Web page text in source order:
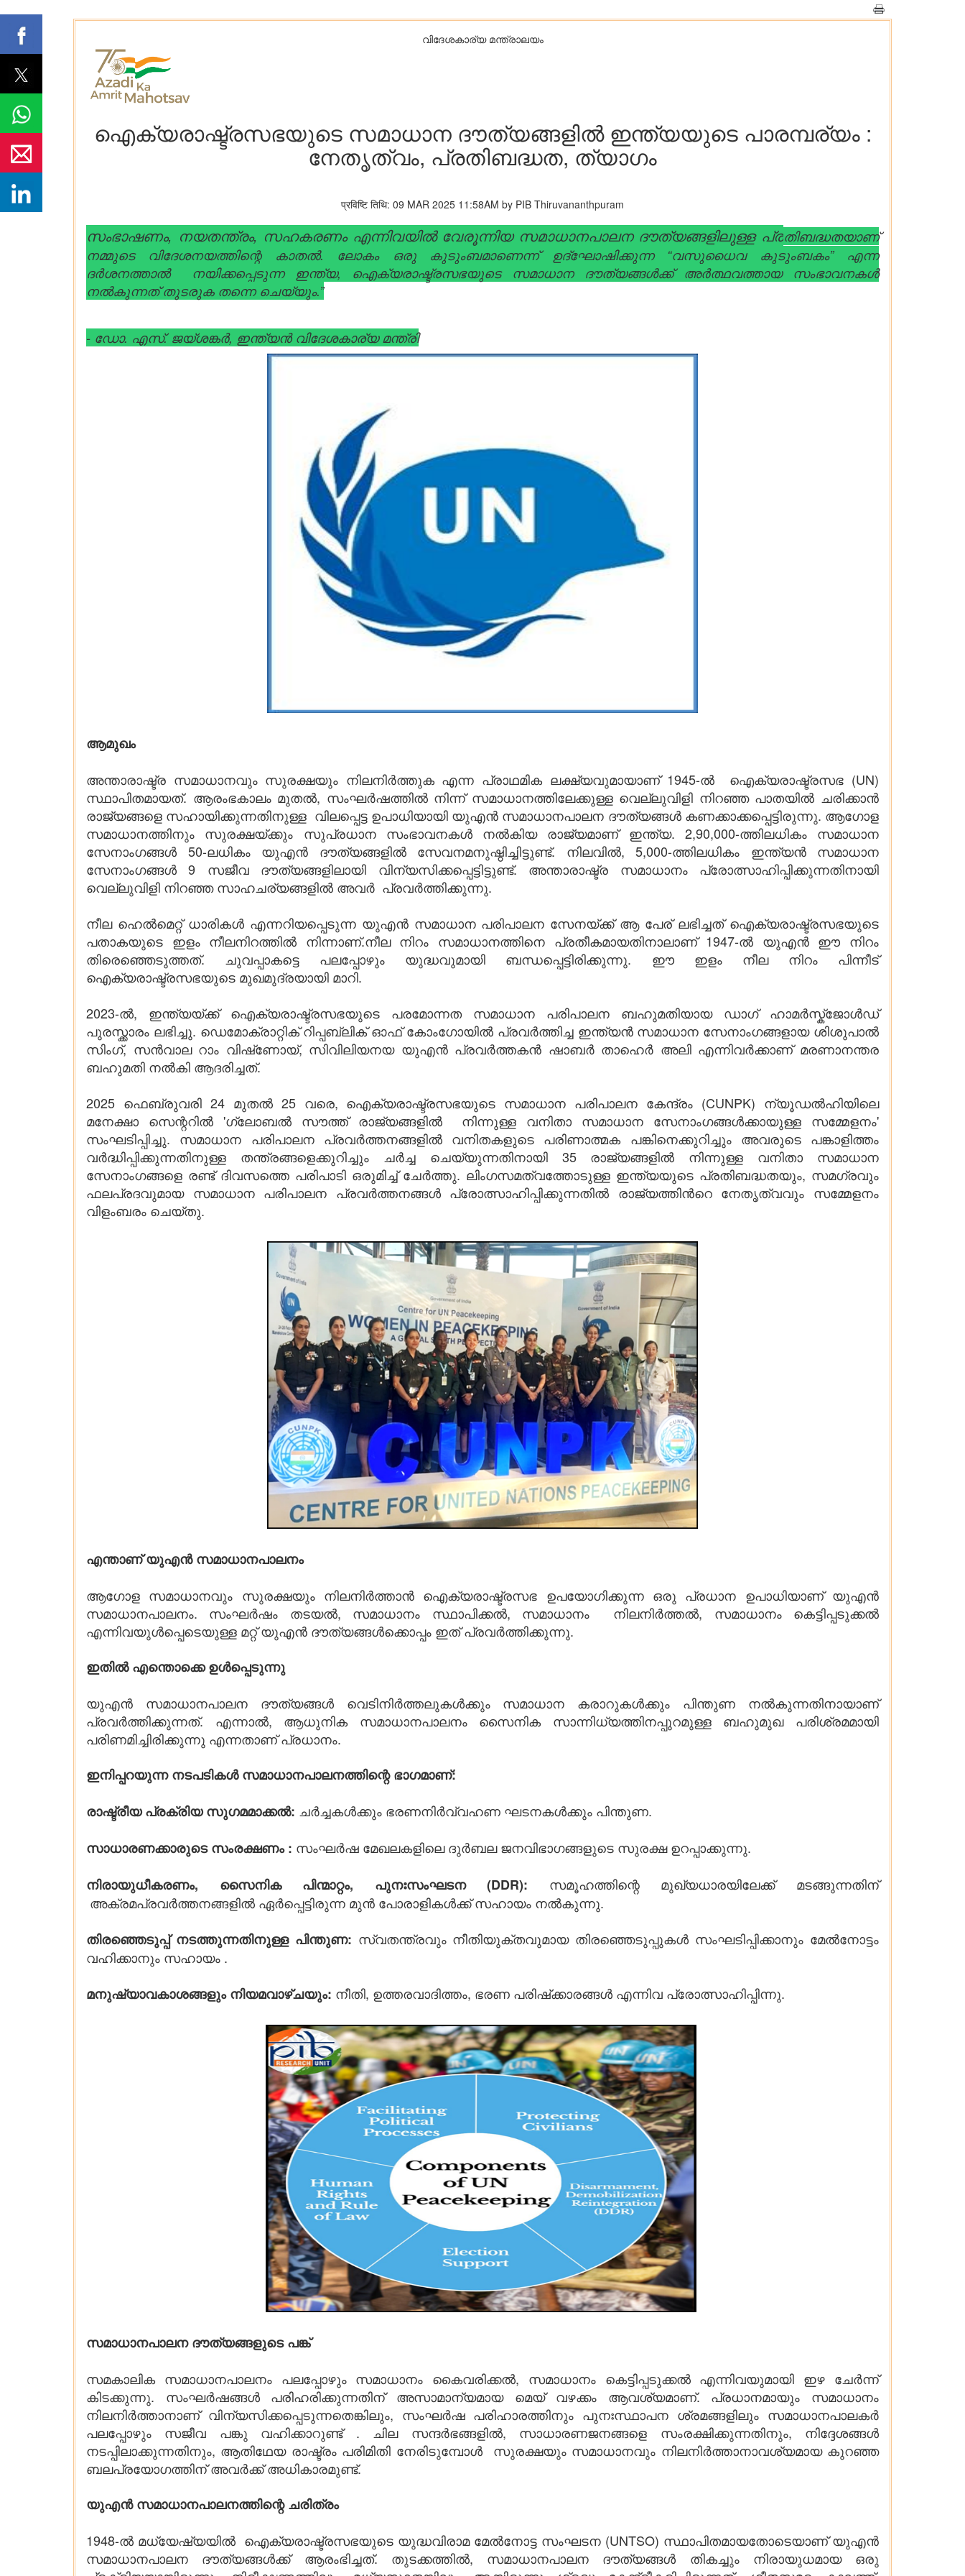
വിദേശകാര്യ മന്ത്രാലയം
ഐക്യരാഷ്ട്രസഭയുടെ സമാധാന ദൗത്യങ്ങളിൽ ഇന്ത്യയുടെ പാരമ്പര്യം :
നേതൃത്വം, പ്രതിബദ്ധത, ത്യാഗം
प्रविष्टि तिथि: 09 MAR 2025 11:58AM by PIB Thiruvananthpuram
സംഭാഷണം, നയതന്ത്രം, സഹകരണം എന്നിവയിൽ വേരൂന്നിയ സമാധാനപാലന ദൗത്യങ്ങളിലുള്ള പ്രതിബദ്ധതയാണ്
നമ്മുടെ വിദേശനയത്തിന്റെ കാതൽ. ലോകം ഒരു കുടുംബമാണെന്ന് ഉദ്‌ഘോഷിക്കുന്ന “വസുധൈവ കുടുംബകം” എന്ന
ദർശനത്താൽ നയിക്കപ്പെടുന്ന ഇന്ത്യ, ഐക്യരാഷ്ട്രസഭയുടെ സമാധാന ദൗത്യങ്ങൾക്ക് അർത്ഥവത്തായ സംഭാവനകൾ
നൽകുന്നത് തുടരുക തന്നെ ചെയ്യും.”
- ഡോ. എസ്. ജയ്ശങ്കർ, ഇന്ത്യൻ വിദേശകാര്യ മന്ത്രി
ആമുഖം
അന്താരാഷ്ട്ര സമാധാനവും സുരക്ഷയും നിലനിർത്തുക എന്ന പ്രാഥമിക ലക്ഷ്യവുമായാണ് 1945-ൽ ഐക്യരാഷ്ട്രസഭ (UN)
സ്ഥാപിതമായത്. ആരംഭകാലം മുതൽ, സംഘർഷത്തിൽ നിന്ന് സമാധാനത്തിലേക്കുള്ള വെല്ലുവിളി നിറഞ്ഞ പാതയിൽ ചരിക്കാൻ
രാജ്യങ്ങളെ സഹായിക്കുന്നതിനുള്ള വിലപ്പെട്ട ഉപാധിയായി യുഎൻ സമാധാനപാലന ദൗത്യങ്ങൾ കണക്കാക്കപ്പെട്ടിരുന്നു. ആഗോള
സമാധാനത്തിനും സുരക്ഷയ്ക്കും സുപ്രധാന സംഭാവനകൾ നൽകിയ രാജ്യമാണ് ഇന്ത്യ. 2,90,000-ത്തിലധികം സമാധാന
സേനാംഗങ്ങൾ 50-ലധികം യുഎൻ ദൗത്യങ്ങളിൽ സേവനമനുഷ്ഠിച്ചിട്ടുണ്ട്. നിലവിൽ, 5,000-ത്തിലധികം ഇന്ത്യൻ സമാധാന
സേനാംഗങ്ങൾ 9 സജീവ ദൗത്യങ്ങളിലായി വിന്യസിക്കപ്പെട്ടിട്ടുണ്ട്. അന്താരാഷ്ട്ര സമാധാനം പ്രോത്സാഹിപ്പിക്കുന്നതിനായി
വെല്ലുവിളി നിറഞ്ഞ സാഹചര്യങ്ങളിൽ അവർ പ്രവർത്തിക്കുന്നു.
നീല ഹെൽമെറ്റ് ധാരികൾ എന്നറിയപ്പെടുന്ന യുഎൻ സമാധാന പരിപാലന സേനയ്ക്ക് ആ പേര് ലഭിച്ചത് ഐക്യരാഷ്ട്രസഭയുടെ
പതാകയുടെ ഇളം നീലനിറത്തിൽ നിന്നാണ്.നീല നിറം സമാധാനത്തിനെ പ്രതീകമായതിനാലാണ് 1947-ൽ യുഎൻ ഈ നിറം
തിരെഞ്ഞെടുത്തത്. ചുവപ്പാകട്ടെ പലപ്പോഴും യുദ്ധവുമായി ബന്ധപ്പെട്ടിരിക്കുന്നു. ഈ ഇളം നീല നിറം പിന്നീട്
ഐക്യരാഷ്ട്രസഭയുടെ മുഖമുദ്രയായി മാറി.
2023-ൽ, ഇന്ത്യയ്ക്ക് ഐക്യരാഷ്ട്രസഭയുടെ പരമോന്നത സമാധാന പരിപാലന ബഹുമതിയായ ഡാഗ് ഹാമർസ്ക്ജോൾഡ്
പുരസ്ക്കാരം ലഭിച്ചു. ഡെമോക്രാറ്റിക് റിപ്പബ്ലിക് ഓഫ് കോംഗോയിൽ പ്രവർത്തിച്ച ഇന്ത്യൻ സമാധാന സേനാംഗങ്ങളായ ശിശുപാൽ
സിംഗ്, സൻവാല റാം വിഷ്‌ണോയ്, സിവിലിയനയ യുഎൻ പ്രവർത്തകൻ ഷാബർ താഹെർ അലി എന്നിവർക്കാണ് മരണാനന്തര
ബഹുമതി നൽകി ആദരിച്ചത്.
2025 ഫെബ്രുവരി 24 മുതൽ 25 വരെ, ഐക്യരാഷ്ട്രസഭയുടെ സമാധാന പരിപാലന കേന്ദ്രം (CUNPK) ന്യൂഡൽഹിയിലെ
മനേക്ഷാ സെന്ററിൽ 'ഗ്ലോബൽ സൗത്ത് രാജ്യങ്ങളിൽ നിന്നുള്ള വനിതാ സമാധാന സേനാംഗങ്ങൾക്കായുള്ള സമ്മേളനം'
സംഘടിപ്പിച്ചു. സമാധാന പരിപാലന പ്രവർത്തനങ്ങളിൽ വനിതകളുടെ പരിണാത്മക പങ്കിനെക്കുറിച്ചും അവരുടെ പങ്കാളിത്തം
വർദ്ധിപ്പിക്കുന്നതിനുള്ള തന്ത്രങ്ങളെക്കുറിച്ചും ചർച്ച ചെയ്യുന്നതിനായി 35 രാജ്യങ്ങളിൽ നിന്നുള്ള വനിതാ സമാധാന
സേനാംഗങ്ങളെ രണ്ട് ദിവസത്തെ പരിപാടി ഒരുമിച്ച് ചേർത്തു. ലിംഗസമത്വത്തോടുള്ള ഇന്ത്യയുടെ പ്രതിബദ്ധതയും, സമഗ്രവും
ഫലപ്രദവുമായ സമാധാന പരിപാലന പ്രവർത്തനങ്ങൾ പ്രോത്സാഹിപ്പിക്കുന്നതിൽ രാജ്യത്തിൻറെ നേതൃത്വവും സമ്മേളനം
വിളംബരം ചെയ്തു.
എന്താണ് യുഎൻ സമാധാനപാലനം
ആഗോള സമാധാനവും സുരക്ഷയും നിലനിർത്താൻ ഐക്യരാഷ്ട്രസഭ ഉപയോഗിക്കുന്ന ഒരു പ്രധാന ഉപാധിയാണ് യുഎൻ
സമാധാനപാലനം. സംഘർഷം തടയൽ, സമാധാനം സ്ഥാപിക്കൽ, സമാധാനം നിലനിർത്തൽ, സമാധാനം കെട്ടിപ്പടുക്കൽ
എന്നിവയുൾപ്പെടെയുള്ള മറ്റ് യുഎൻ ദൗത്യങ്ങൾക്കൊപ്പം ഇത് പ്രവർത്തിക്കുന്നു.
ഇതിൽ എന്തൊക്കെ ഉൾപ്പെടുന്നു
യുഎൻ സമാധാനപാലന ദൗത്യങ്ങൾ വെടിനിർത്തലുകൾക്കും സമാധാന കരാറുകൾക്കും പിന്തുണ നൽകുന്നതിനായാണ്
പ്രവർത്തിക്കുന്നത്. എന്നാൽ, ആധുനിക സമാധാനപാലനം സൈനിക സാന്നിധ്യത്തിനപ്പുറമുള്ള ബഹുമുഖ പരിശ്രമമായി
പരിണമിച്ചിരിക്കുന്നു എന്നതാണ് പ്രധാനം.
ഇനിപ്പറയുന്ന നടപടികൾ സമാധാനപാലനത്തിന്റെ ഭാഗമാണ്:
രാഷ്ട്രീയ പ്രക്രിയ സുഗമമാക്കൽ: ചർച്ചകൾക്കും ഭരണനിർവ്വഹണ ഘടനകൾക്കും പിന്തുണ.
സാധാരണക്കാരുടെ സംരക്ഷണം : സംഘർഷ മേഖലകളിലെ ദുർബല ജനവിഭാഗങ്ങളുടെ സുരക്ഷ ഉറപ്പാക്കുന്നു.
നിരായുധീകരണം, സൈനിക പിന്മാറ്റം, പുനഃസംഘടന (DDR): സമൂഹത്തിന്റെ മുഖ്യധാരയിലേക്ക് മടങ്ങുന്നതിന്
അക്രമപ്രവർത്തനങ്ങളിൽ ഏർപ്പെട്ടിരുന്ന മുൻ പോരാളികൾക്ക് സഹായം നൽകുന്നു.
തിരഞ്ഞെടുപ്പ് നടത്തുന്നതിനുള്ള പിന്തുണ: സ്വതന്ത്രവും നീതിയുക്തവുമായ തിരഞ്ഞെടുപ്പുകൾ സംഘടിപ്പിക്കാനും മേൽനോട്ടം
വഹിക്കാനും സഹായം .
മനുഷ്യാവകാശങ്ങളും നിയമവാഴ്ചയും: നീതി, ഉത്തരവാദിത്തം, ഭരണ പരിഷ്‌ക്കാരങ്ങൾ എന്നിവ പ്രോത്സാഹിപ്പിന്നു.
സമാധാനപാലന ദൗത്യങ്ങളുടെ പങ്ക്
സമകാലിക സമാധാനപാലനം പലപ്പോഴും സമാധാനം കൈവരിക്കൽ, സമാധാനം കെട്ടിപ്പടുക്കൽ എന്നിവയുമായി ഇഴ ചേർന്ന്
കിടക്കുന്നു. സംഘർഷങ്ങൾ പരിഹരിക്കുന്നതിന് അസാമാന്യമായ മെയ് വഴക്കം ആവശ്യമാണ്. പ്രധാനമായും സമാധാനം
നിലനിർത്താനാണ് വിന്യസിക്കപ്പെടുന്നതെങ്കിലും, സംഘർഷ പരിഹാരത്തിനും പുനഃസ്ഥാപന ശ്രമങ്ങളിലും സമാധാനപാലകർ
പലപ്പോഴും സജീവ പങ്കു വഹിക്കാറുണ്ട് . ചില സന്ദർഭങ്ങളിൽ, സാധാരണജനങ്ങളെ സംരക്ഷിക്കുന്നതിനും, നിദ്ദേശങ്ങൾ
നടപ്പിലാക്കുന്നതിനും, ആതിഥേയ രാഷ്ട്രം പരിമിതി നേരിടുമ്പോൾ സുരക്ഷയും സമാധാനവും നിലനിർത്താനാവശ്യമായ കുറഞ്ഞ
ബലപ്രയോഗത്തിന് അവർക്ക് അധികാരമുണ്ട്.
യുഎൻ സമാധാനപാലനത്തിന്റെ ചരിത്രം
1948-ൽ മധ്യേഷ്യയിൽ ഐക്യരാഷ്ട്രസഭയുടെ യുദ്ധവിരാമ മേൽനോട്ട സംഘടന (UNTSO) സ്ഥാപിതമായതോടെയാണ് യുഎൻ
സമാധാനപാലന ദൗത്യങ്ങൾക്ക് ആരംഭിച്ചത്. തുടക്കത്തിൽ, സമാധാനപാലന ദൗത്യങ്ങൾ തികച്ചും നിരായുധമായ ഒരു